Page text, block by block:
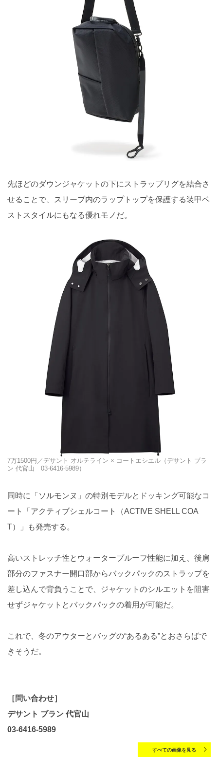
先ほどのダウンジャケットの下にストラップリグを結合さ
せることで、スリーブ内のラップトップを保護する装甲ベ
ストスタイルにもなる優れモノだ。
7万1500円／デサント オルテライン × コートエシエル（デサント ブラ
ン 代官山 03-6416-5989）
同時に「ソルモンヌ」の特別モデルとドッキング可能なコ
ート「アクティブシェルコート（ACTIVE SHELL COA
T）」も発売する。
高いストレッチ性とウォータープルーフ性能に加え、後肩
部分のファスナー開口部からバックパックのストラップを
差し込んで背負うことで、ジャケットのシルエットを阻害
せずジャケットとバックパックの着用が可能だ。
これで、冬のアウターとバッグの“あるある”とおさらばで
きそうだ。
［問い合わせ］
デサント ブラン 代官山
03-6416-5989
すべての画像を見る